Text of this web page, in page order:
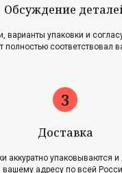
Обсуждение
варианты упаковки и
полностью
Доставка
аккуратно упаковываются
вашему адресу по всей
Новости